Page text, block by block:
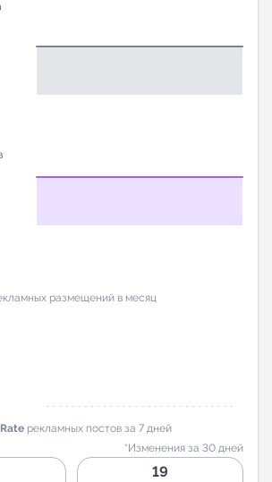
размещений в месяц
рекламных постов за 7 дней
*Изменения за 30 дней
19